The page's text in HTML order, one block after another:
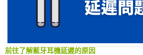
前往了解藍牙耳機延遲的原因